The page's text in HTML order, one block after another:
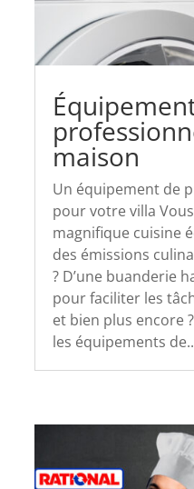
maison
Un équipement de
pour votre villa
magnifique cuisine
des émissions
? D’une buanderie
pour faciliter les
et bien plus encore
les équipements